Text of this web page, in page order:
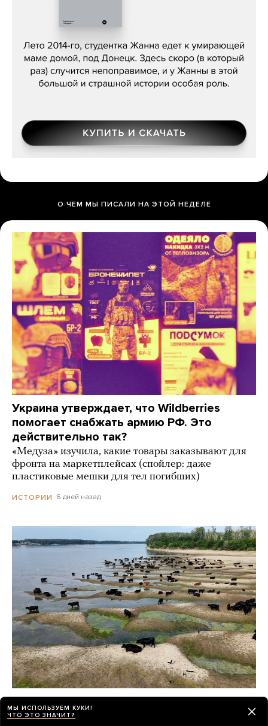
Сергей Лебедев, «Белая дама»
О ЧЕМ МЫ ПИСАЛИ НА ЭТОЙ НЕДЕЛЕ
Украина утверждает, что Wildberries
помогает снабжать армию РФ. Это
действительно так?
«Медуза» изучила, какие товары заказывают для
фронта на маркетплейсах (спойлер: даже
пластиковые мешки для тел погибших)
ИСТОРИИ 6 дней назад
Из-за жары в Европе обмелел Дунай.
На поверхности реки показались
МЫ ИСПОЛЬЗУЕМ КУКИ!
ЧТО ЭТО ЗНАЧИТ?